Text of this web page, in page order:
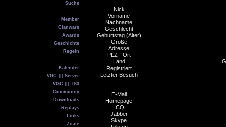
Suche
Member
Clanwars
Awards
Geschichte
Regeln
Kalender
VGC-]|[-Server
VGC-]|[-TS3
Community
Downloads
Replays
Links
Zitate
Nick
Vorname
Nachname
Geschlecht
Geburtstag (Alter)
Größe
Adresse
PLZ - Ort
Land
Registriert
Letzter Besuch
E-Mail
Homepage
ICQ
Jabber
Skype